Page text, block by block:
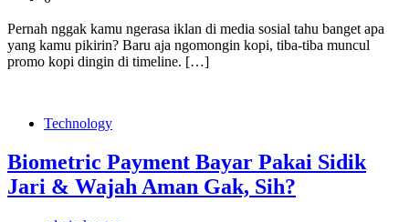
Pernah nggak kamu ngerasa iklan di media sosial tahu banget apa
yang kamu pikirin? Baru aja ngomongin kopi, tiba-tiba muncul
promo kopi dingin di timeline. […]
Technology
Biometric Payment Bayar Pakai Sidik
Jari & Wajah Aman Gak, Sih?